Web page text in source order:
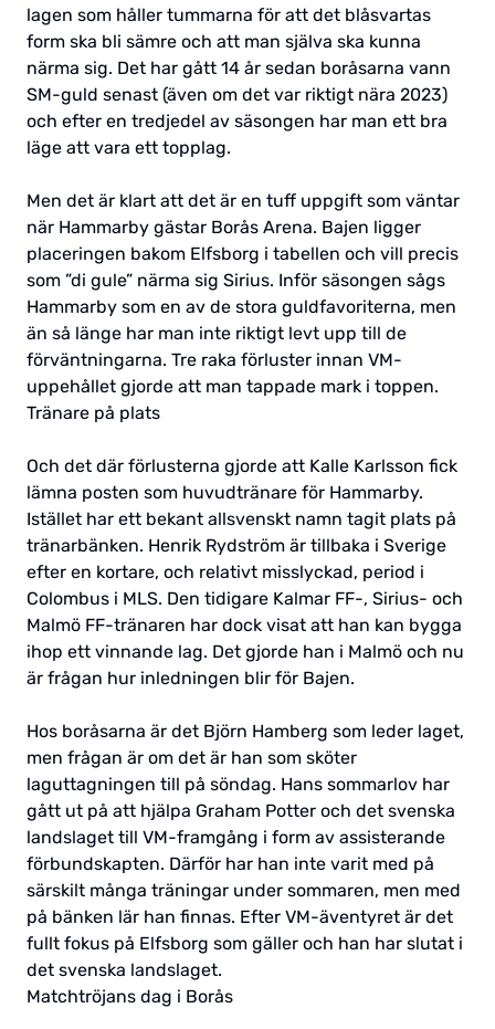
lagen som håller tummarna för att det blåsvartas
form ska bli sämre och att man själva ska kunna
närma sig. Det har gått 14 år sedan boråsarna vann
SM-guld senast (även om det var riktigt nära 2023)
och efter en tredjedel av säsongen har man ett bra
läge att vara ett topplag.
Men det är klart att det är en tuff uppgift som väntar
när Hammarby gästar Borås Arena. Bajen ligger
placeringen bakom Elfsborg i tabellen och vill precis
som ”di gule” närma sig Sirius. Inför säsongen sågs
Hammarby som en av de stora guldfavoriterna, men
än så länge har man inte riktigt levt upp till de
förväntningarna. Tre raka förluster innan VM-
uppehållet gjorde att man tappade mark i toppen.
Tränare på plats
Och det där förlusterna gjorde att Kalle Karlsson fick
lämna posten som huvudtränare för Hammarby.
Istället har ett bekant allsvenskt namn tagit plats på
tränarbänken. Henrik Rydström är tillbaka i Sverige
efter en kortare, och relativt misslyckad, period i
Colombus i MLS. Den tidigare Kalmar FF-, Sirius- och
Malmö FF-tränaren har dock visat att han kan bygga
ihop ett vinnande lag. Det gjorde han i Malmö och nu
är frågan hur inledningen blir för Bajen.
Hos boråsarna är det Björn Hamberg som leder laget,
men frågan är om det är han som sköter
laguttagningen till på söndag. Hans sommarlov har
gått ut på att hjälpa Graham Potter och det svenska
landslaget till VM-framgång i form av assisterande
förbundskapten. Därför har han inte varit med på
särskilt många träningar under sommaren, men med
på bänken lär han finnas. Efter VM-äventyret är det
fullt fokus på Elfsborg som gäller och han har slutat i
det svenska landslaget.
Matchtröjans dag i Borås